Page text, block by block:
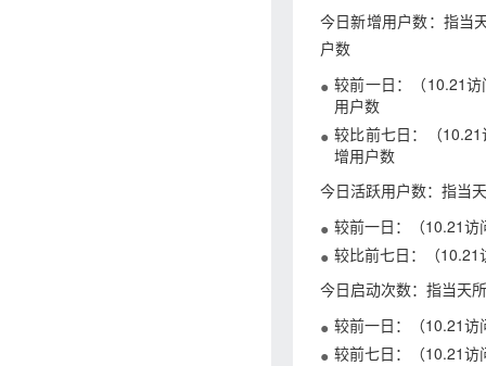
今日新增用户数：指当
户数
较前一日：（10.21
用户数
较比前七日：（
增用户数
今日活跃用户数：指当
较前一日：（10.21
较比前七日：（
今日启动次数：指当天
较前一日：（10.21
较前七日：（10.21